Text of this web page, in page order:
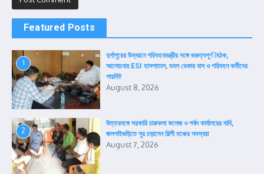
Featured Posts
1
দুর্গাপুরের উন্নয়নে পরিবহনমন্ত্রীর সঙ্গে গুরুত্বপূর্ণ বৈঠক,
আলোচনায় ESI হাসপাতাল, ডবল ডেকার বাস ও পরিবহন কর্মীদের
পারমিট
August 8, 2026
2
উত্তরবঙ্গে সরকারি চারুকলা কলেজ ও পর্ষদ কার্যালয়ের দাবি,
জলপাইগুড়িতে সুর চড়ালেন শিল্পী মঞ্চের সদস্যরা
August 7, 2026